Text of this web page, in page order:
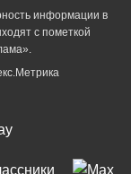
информации в
с пометкой